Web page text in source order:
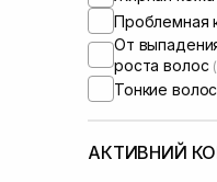
Проблемная
От
роста волос
Тонкие
АКТИВНИЙ